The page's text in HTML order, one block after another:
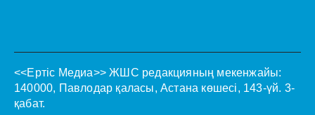
<<Ертіс Медиа>> ЖШС редакцияның мекенжайы:
140000, Павлодар қаласы, Астана көшесі, 143-үй. 3-
қабат.